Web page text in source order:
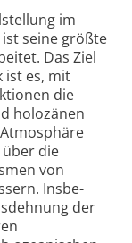
im
seine größte
Das Ziel
ist es, mit
die
holozänen
die
von
Insbe­
der